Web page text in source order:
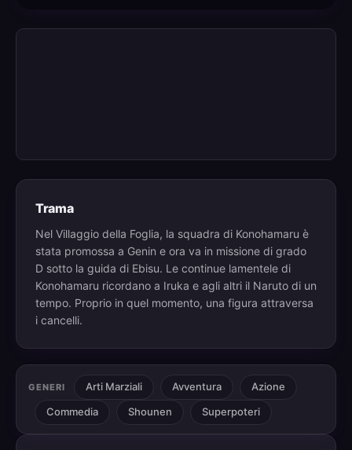
Trama
Nel Villaggio della Foglia, la squadra di Konohamaru è
stata promossa a Genin e ora va in missione di grado
D sotto la guida di Ebisu. Le continue lamentele di
Konohamaru ricordano a Iruka e agli altri il Naruto di un
tempo. Proprio in quel momento, una figura attraversa
i cancelli.
GENERI Arti Marziali Avventura
Azione
Commedia
Shounen Superpoteri